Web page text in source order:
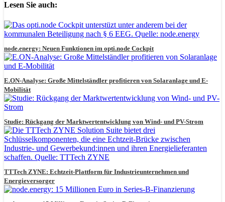
Lesen Sie auch:
node.energy: Neuen Funktionen im opti.node Cockpit
E.ON-Analyse: Große Mittelständler profitieren von Solaranlage und E-
Mobilität
Studie: Rückgang der Marktwertentwicklung von Wind- und PV-Strom
TTTech ZYNE: Echtzeit-Plattform für Industrieunternehmen und
Energieversorger